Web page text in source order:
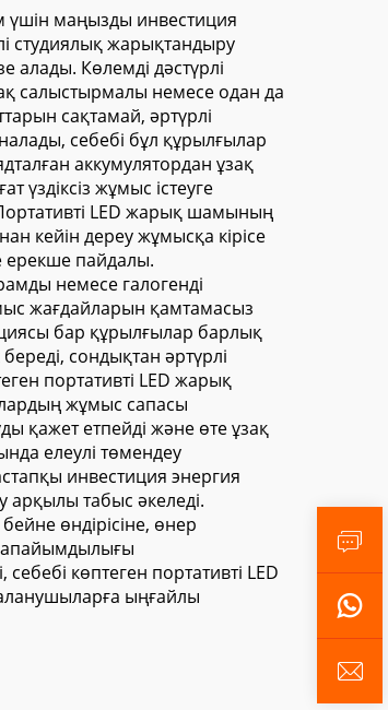
үшін маңызды инвестиция
студиялық жарықтандыру
алады. Көлемді дәстүрлі
салыстырмалы немесе одан да
сақтамай, әртүрлі
себебі бұл құрылғылар
аккумулятордан ұзақ
үздіксіз жұмыс істеуге
Портативті LED жарық шамының
кейін дереу жұмысқа кірісе
ерекше пайдалы.
немесе галогенді
жағдайларын қамтамасыз
бар құрылғылар барлық
сондықтан әртүрлі
портативті LED жарық
жұмыс сапасы
қажет етпейді және өте ұзақ
елеулі төмендеу
инвестиция энергия
табыс әкеледі.
өндірісіне, өнер
көптеген портативті LED
ыңғайлы